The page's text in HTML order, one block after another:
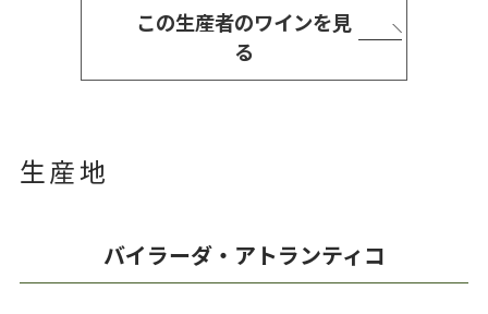
この生産者のワインを見
る
生産地
バイラーダ・アトランティコ